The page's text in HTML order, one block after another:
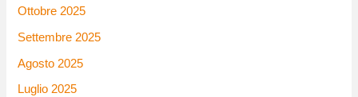
Ottobre 2025
Settembre 2025
Agosto 2025
Luglio 2025